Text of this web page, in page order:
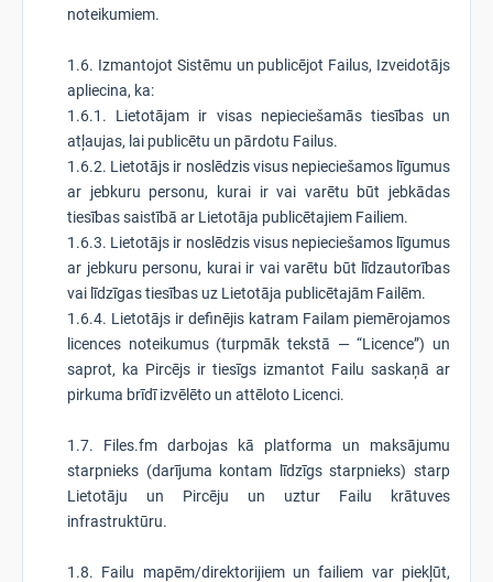
noteikumiem.
1.6. Izmantojot Sistēmu un publicējot Failus, Izveidotājs
apliecina, ka:
1.6.1. Lietotājam ir visas nepieciešamās tiesības un
atļaujas, lai publicētu un pārdotu Failus.
1.6.2. Lietotājs ir noslēdzis visus nepieciešamos līgumus
ar jebkuru personu, kurai ir vai varētu būt jebkādas
tiesības saistībā ar Lietotāja publicētajiem Failiem.
1.6.3. Lietotājs ir noslēdzis visus nepieciešamos līgumus
ar jebkuru personu, kurai ir vai varētu būt līdzautorības
vai līdzīgas tiesības uz Lietotāja publicētajām Failēm.
1.6.4. Lietotājs ir definējis katram Failam piemērojamos
licences noteikumus (turpmāk tekstā — “Licence”) un
saprot, ka Pircējs ir tiesīgs izmantot Failu saskaņā ar
pirkuma brīdī izvēlēto un attēloto Licenci.
1.7. Files.fm darbojas kā platforma un maksājumu
starpnieks (darījuma kontam līdzīgs starpnieks) starp
Lietotāju un Pircēju un uztur Failu krātuves
infrastruktūru.
1.8. Failu mapēm/direktorijiem un failiem var piekļūt,